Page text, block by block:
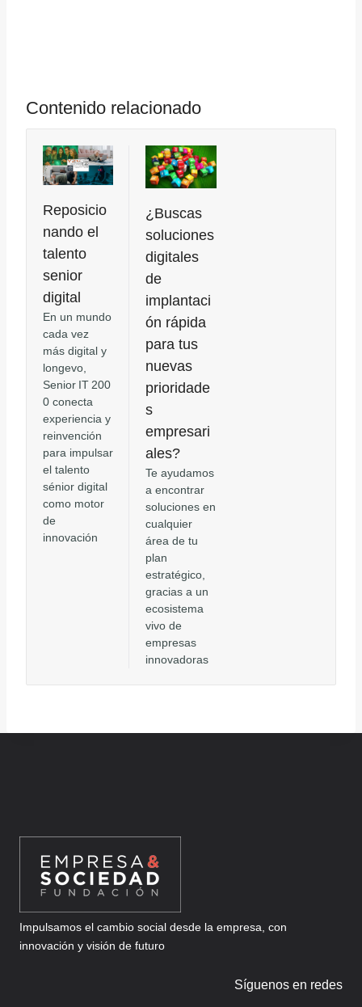
Contenido relacionado
Reposicio
nando el
talento
senior
digital
En un mundo
cada vez
más digital y
longevo,
Senior IT 200
0 conecta
experiencia y
reinvención
para impulsar
el talento
sénior digital
como motor
de
innovación
¿Buscas
soluciones
digitales
de
implantaci
ón rápida
para tus
nuevas
prioridade
s
empresari
ales?
Te ayudamos
a encontrar
soluciones en
cualquier
área de tu
plan
estratégico,
gracias a un
ecosistema
vivo de
empresas
innovadoras
Impulsamos el cambio social desde la empresa, con
innovación y visión de futuro
Síguenos en redes